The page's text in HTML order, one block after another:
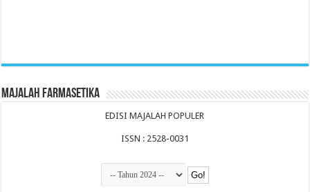
Majalah Farmasetika
EDISI MAJALAH POPULER
ISSN : 2528-0031